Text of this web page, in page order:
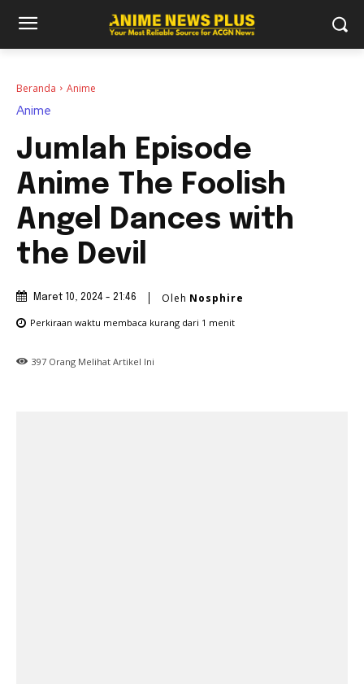
Beranda Anime
Anime
Jumlah Episode
Anime The Foolish
Angel Dances with
the Devil
Maret 10, 2024 - 21:46 Oleh Nosphire
Perkiraan waktu membaca kurang dari 1 menit
397 Orang Melihat Artikel Ini